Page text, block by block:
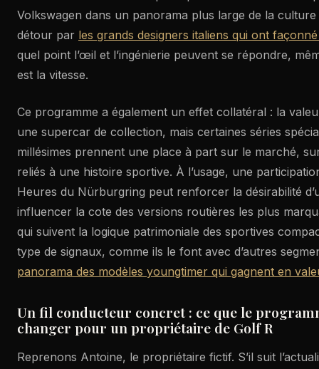
Volkswagen dans un panorama plus large de la
détour par les grands designers italiens qui ont façonné
quel point l’œil et l’ingénierie peuvent se répondre,
est la vitesse.
Ce programme a également un effet collatéral : la
une supercar de collection, mais certaines séries
millésimes prennent une place à part sur le marché,
reliés à une histoire sportive. À l’usage, une
Heures du Nürburgring peut renforcer la désirabilité
influencer la cote des versions routières les plus
qui suivent la logique patrimoniale des sportives
type de signaux, comme ils le font avec d’autres
panorama des modèles youngtimer qui gagnent en
Un fil conducteur concret : ce que le
changer pour un propriétaire de Golf R
Reprenons Antoine, le propriétaire fictif. S’il suit